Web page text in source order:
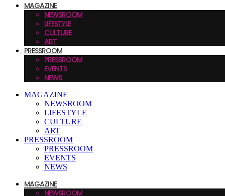
MAGAZINE
NEWSROOM
LIFESTYLE
CULTURE
ART
PRESSROOM
PRESSROOM
EVENTS
NEWS
MAGAZINE
NEWSROOM
LIFESTYLE
CULTURE
ART
PRESSROOM
PRESSROOM
EVENTS
NEWS
MAGAZINE
NEWSROOM